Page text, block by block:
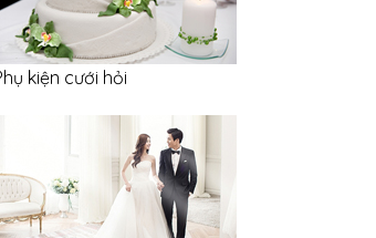
kiện cưới hỏi